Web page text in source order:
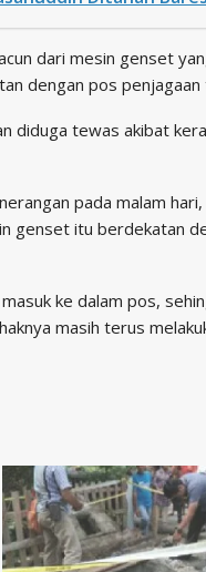
dari mesin genset
dengan pos
diduga tewas akibat
pada malam
genset itu berdekatan
ke dalam pos,
masih terus